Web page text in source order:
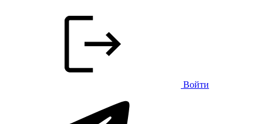
Войти